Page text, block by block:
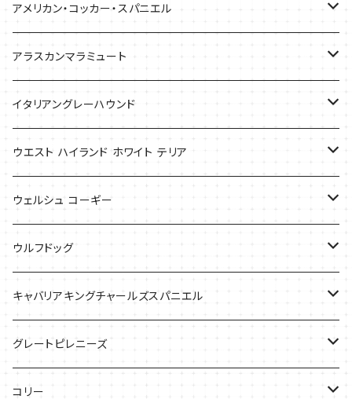
バッグ
アメリカン・コッカー・スパニエル
バッグ
Tシャツ
アラスカンマラミュート
Tシャツ
バッグ
ケース
イタリアングレーハウンド
ケース
バッグ
Tシャツ
ウエスト ハイランド ホワイト テリア
ケース
バッグ
ウェルシュ コーギー
Tシャツ
バッグ
ケース
ウルフドッグ
Tシャツ
キャバリアキングチャールズスパニエル
バッグ
ケース
グレートピレニーズ
キャップ
コリー